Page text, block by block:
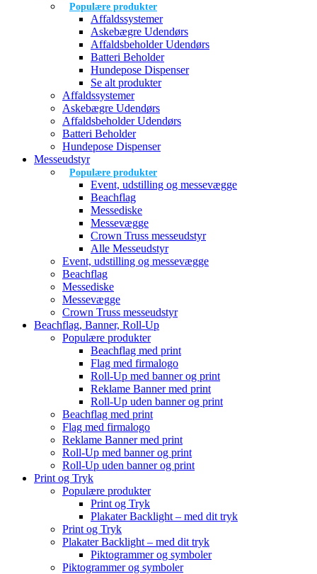
Populære produkter
Affaldssystemer
Askebægre Udendørs
Affaldsbeholder Udendørs
Batteri Beholder
Hundepose Dispenser
Se alt produkter
Affaldssystemer
Askebægre Udendørs
Affaldsbeholder Udendørs
Batteri Beholder
Hundepose Dispenser
Messeudstyr
Populære produkter
Event, udstilling og messevægge
Beachflag
Messediske
Messevægge
Crown Truss messeudstyr
Alle Messeudstyr
Event, udstilling og messevægge
Beachflag
Messediske
Messevægge
Crown Truss messeudstyr
Beachflag, Banner, Roll-Up
Populære produkter
Beachflag med print
Flag med firmalogo
Roll-Up med banner og print
Reklame Banner med print
Roll-Up uden banner og print
Beachflag med print
Flag med firmalogo
Reklame Banner med print
Roll-Up med banner og print
Roll-Up uden banner og print
Print og Tryk
Populære produkter
Print og Tryk
Plakater Backlight – med dit tryk
Print og Tryk
Plakater Backlight – med dit tryk
Piktogrammer og symboler
Piktogrammer og symboler